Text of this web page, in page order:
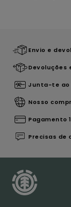
Envio e
Devoluções
Junta-te ao
Nosso
Pagamento
Precisas de